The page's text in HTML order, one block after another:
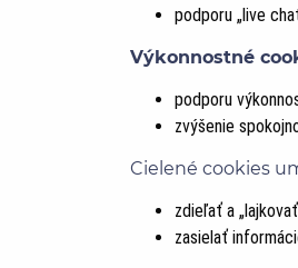
podporu „live
Výkonnostné
podporu
zvýšenie
Cielené cookies
zdieľať a
zasielať